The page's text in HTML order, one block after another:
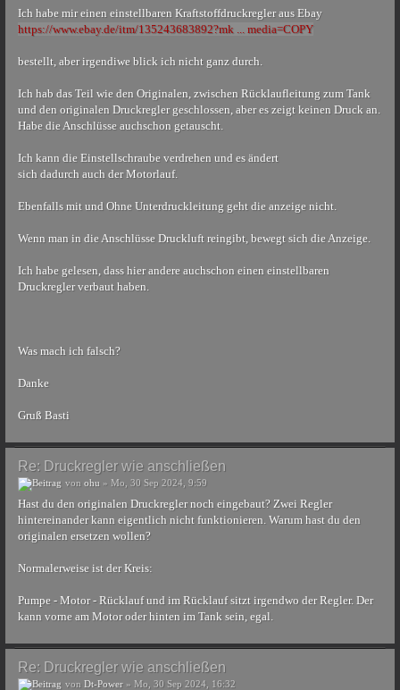
Ich habe mir einen einstellbaren Kraftstoffdruckregler aus Ebay
https://www.ebay.de/itm/135243683892?mk ... media=COPY
bestellt, aber irgendiwe blick ich nicht ganz durch.
Ich hab das Teil wie den Originalen, zwischen Rücklaufleitung zum Tank
und den originalen Druckregler geschlossen, aber es zeigt keinen Druck an.
Habe die Anschlüsse auchschon getauscht.
Ich kann die Einstellschraube verdrehen und es ändert
sich dadurch auch der Motorlauf.
Ebenfalls mit und Ohne Unterdruckleitung geht die anzeige nicht.
Wenn man in die Anschlüsse Druckluft reingibt, bewegt sich die Anzeige.
Ich habe gelesen, dass hier andere auchschon einen einstellbaren
Druckregler verbaut haben.
Was mach ich falsch?
Danke
Gruß Basti
Re: Druckregler wie anschließen
von ohu » Mo, 30 Sep 2024, 9:59
Hast du den originalen Druckregler noch eingebaut? Zwei Regler
hintereinander kann eigentlich nicht funktionieren. Warum hast du den
originalen ersetzen wollen?
Normalerweise ist der Kreis:
Pumpe - Motor - Rücklauf und im Rücklauf sitzt irgendwo der Regler. Der
kann vorne am Motor oder hinten im Tank sein, egal.
Re: Druckregler wie anschließen
von Dt-Power » Mo, 30 Sep 2024, 16:32